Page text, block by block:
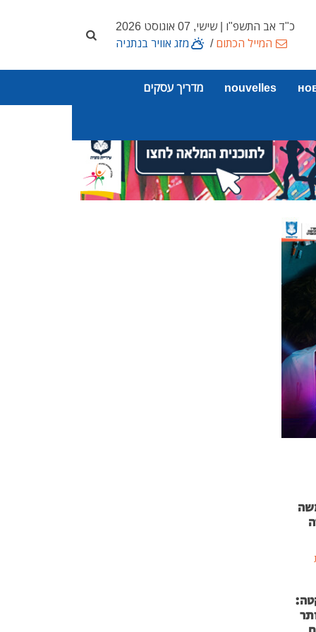
כ"ד אב התשפ"ו | שישי, 07 אוגוסט 2026
המייל הכתום/ מזג אוויר בנתניה
nouvelles מדריך עסקים
נמשה
אותר